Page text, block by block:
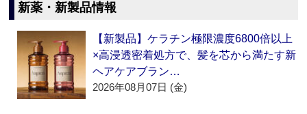
新薬・新製品情報
【新製品】ケラチン極限濃度6800倍以上
×高浸透密着処方で、髪を芯から満たす新
ヘアケアブラン…
2026年08月07日 (金)